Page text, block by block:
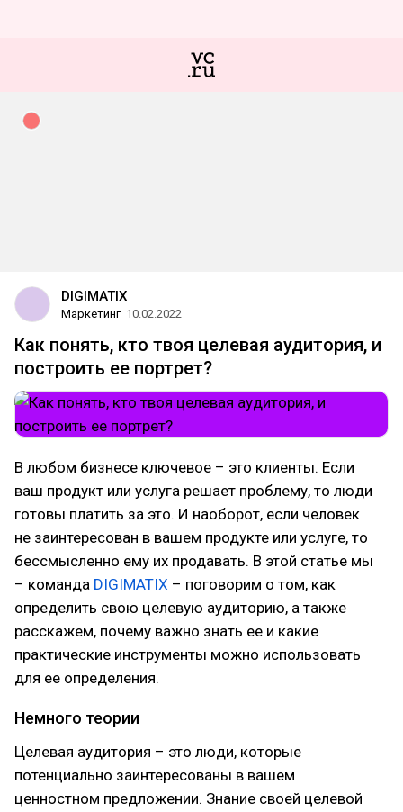
DIGIMATIX
Маркетинг 10.02.2022
Как понять, кто твоя целевая аудитория, и
построить ее портрет?
В любом бизнесе ключевое – это клиенты. Если
ваш продукт или услуга решает проблему, то люди
готовы платить за это. И наоборот, если человек
не заинтересован в вашем продукте или услуге, то
бессмысленно ему их продавать. В этой статье мы
– команда DIGIMATIX – поговорим о том, как
определить свою целевую аудиторию, а также
расскажем, почему важно знать ее и какие
практические инструменты можно использовать
для ее определения.
Немного теории
Целевая аудитория – это люди, которые
потенциально заинтересованы в вашем
ценностном предложении. Знание своей целевой